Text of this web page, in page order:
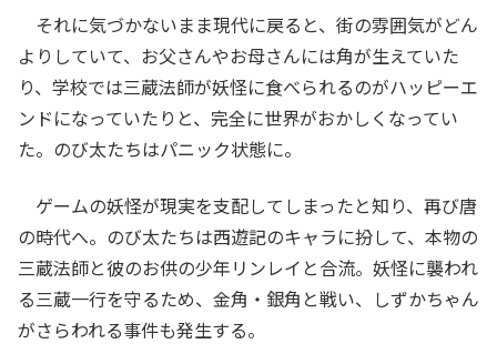
それに気づかないまま現代に戻ると、街の雰囲気がどん
よりしていて、お父さんやお母さんには角が生えていた
り、学校では三蔵法師が妖怪に食べられるのがハッピーエ
ンドになっていたりと、完全に世界がおかしくなってい
た。のび太たちはパニック状態に。
ゲームの妖怪が現実を支配してしまったと知り、再び唐
の時代へ。のび太たちは西遊記のキャラに扮して、本物の
三蔵法師と彼のお供の少年リンレイと合流。妖怪に襲われ
る三蔵一行を守るため、金角・銀角と戦い、しずかちゃん
がさらわれる事件も発生する。